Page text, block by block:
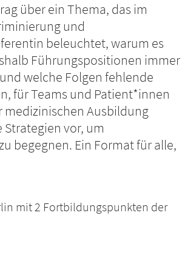
über ein Thema, das im
und
beleuchtet, warum es
Führungspositionen immer
welche Folgen fehlende
für Teams und Patient*innen
medizinischen Ausbildung
vor, um
begegnen. Ein Format für alle,
mit 2 Fortbildungspunkten der